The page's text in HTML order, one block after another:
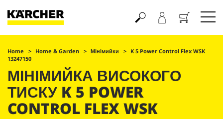
Кошик
Home Home & Garden Мінімийки
K 5 Power Control Flex WSK
13247150
МІНІМИЙКА ВИСОКОГО
ТИСКУ K 5 POWER
CONTROL FLEX WSK